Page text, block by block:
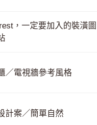
，一定要加入的裝潢圖
／電視牆參考風格
計案／簡單自然